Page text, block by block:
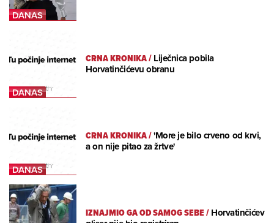
CRNA KRONIKA/Liječnica pobila
Horvatinčićevu obranu
CRNA KRONIKA/'More je bilo crveno od krvi,
a on nije pitao za žrtve'
IZNAJMIO GA OD SAMOG SEBE/Horvatinčićev